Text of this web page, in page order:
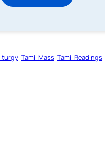
Tamil Mass Tamil Readings